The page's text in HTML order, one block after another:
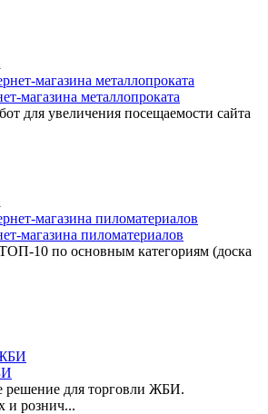
магазина металлопроката
для увеличения посещаемости сайта
магазина пиломатериалов
10 по основным категориям (доска
решение для торговли ЖБИ.
и рознич...